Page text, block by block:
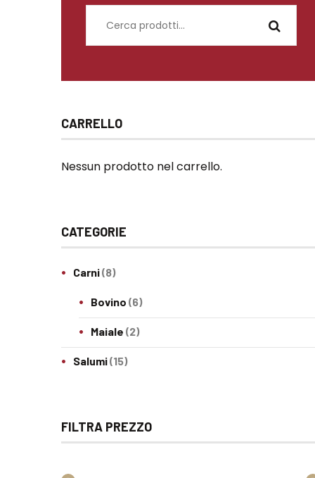
CARRELLO
Nessun prodotto nel carrello.
CATEGORIE
Carni(8)
Bovino (6)
Maiale (2)
Salumi(15)
FILTRA PREZZO